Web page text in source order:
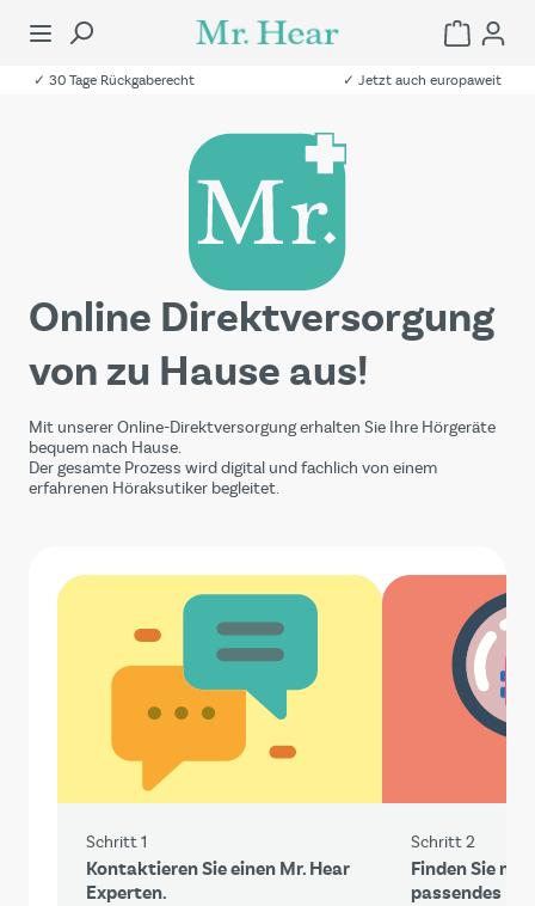
✓ 30 Tage Rückgaberecht ✓ Jetzt auch europaweit
Online Direktversorgung
von zu Hause aus!
Mit unserer Online-Direktversorgung erhalten Sie Ihre Hörgeräte
bequem nach Hause.
Der gesamte Prozess wird digital und fachlich von einem
erfahrenen Höraksutiker begleitet.
Schritt 1
Kontaktieren Sie einen Mr. Hear
Experten.
Schritt 2
Finden Sie mit
passendes